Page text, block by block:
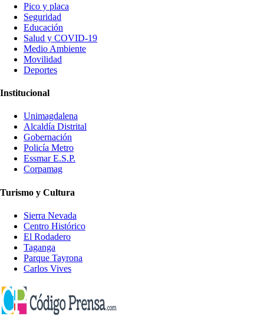
Pico y placa
Seguridad
Educación
Salud y COVID-19
Medio Ambiente
Movilidad
Deportes
Institucional
Unimagdalena
Alcaldía Distrital
Gobernación
Policía Metro
Essmar E.S.P.
Corpamag
Turismo y Cultura
Sierra Nevada
Centro Histórico
El Rodadero
Taganga
Parque Tayrona
Carlos Vives